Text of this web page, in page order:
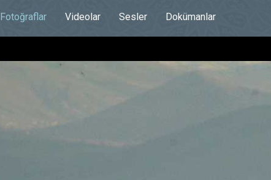
Fotoğraflar Videolar Sesler Dokümanlar